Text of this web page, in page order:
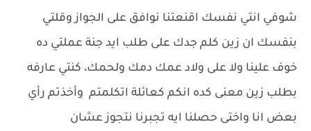
شوفي انتي نفسك اقنعتنا نوافق على الجواز وقلتي
بنفسك ان زين كلم جدك على طلب ايد جنة عملتي ده
خوف علينا ولا على ولاد عمك دمك ولحمك، كنتي عارفه
بطلب زين معنى كده انكم كعائلة اتكلمتم وأخذتم رأي
بعض انا واختى حصلنا ايه تجبرنا نتجوز عشان